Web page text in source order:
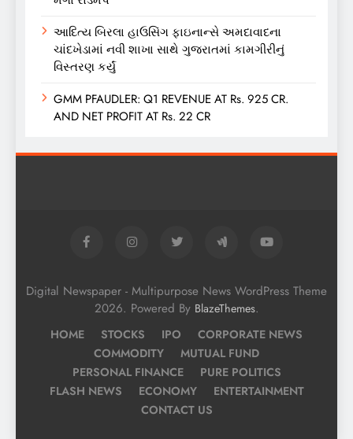
આદિત્ય બિરલા હાઉસિંગ ફાઇનાન્સે અમદાવાદના
ચાંદખેડામાં નવી શાખા સાથે ગુજરાતમાં કામગીરીનું
વિસ્તરણ કર્યું
GMM PFAUDLER: Q1 REVENUE AT Rs. 925 CR.
AND NET PROFIT AT Rs. 22 CR
Digital Newspaper - Multipurpose News WordPress Theme
2026. Powered By BlazeThemes.
HOME STOCKS IPO
CORPORATE NEWS
COMMODITY
MUTUAL FUND
PERSONAL FINANCE
PURE POLITICS
FLASH NEWS
ECONOMY
ENTERTAINMENT
CONTACT US